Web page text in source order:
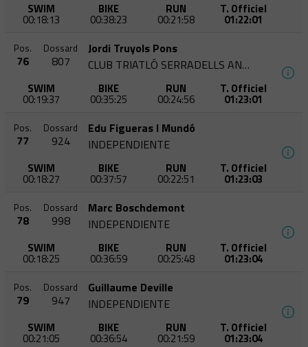
SWIM
00:18:13
BIKE
00:38:23
RUN
00:21:58
T. Officiel
01:22:01
Pos.
76
Dossard
807
Jordi Truyols Pons
CLUB TRIATLÓ SERRADELLS ANDORRA
SWIM
00:19:37
BIKE
00:35:25
RUN
00:24:56
T. Officiel
01:23:01
Pos.
77
Dossard
924
Edu Figueras I Mundó
INDEPENDIENTE
SWIM
00:18:27
BIKE
00:37:57
RUN
00:22:51
T. Officiel
01:23:03
Pos.
78
Dossard
998
Marc Boschdemont
INDEPENDIENTE
SWIM
00:18:25
BIKE
00:36:59
RUN
00:25:48
T. Officiel
01:23:04
Pos.
79
Dossard
947
Guillaume Deville
INDEPENDIENTE
SWIM
00:21:05
BIKE
00:36:54
RUN
00:21:59
T. Officiel
01:23:04